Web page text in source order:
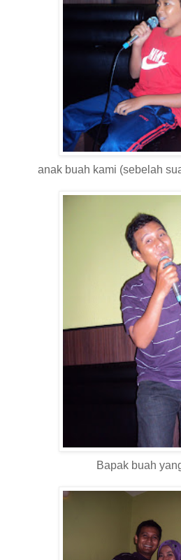
anak buah kami (sebelah
Bapak buah